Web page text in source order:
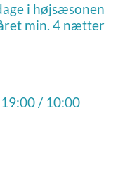
i højsæsonen
min. 4 nætter
/ 10:00